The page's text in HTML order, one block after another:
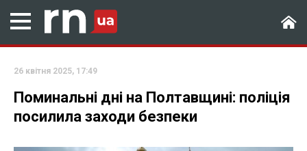
26 квітня 2025, 17:49
Поминальні дні на Полтавщині: поліція
посилила заходи безпеки